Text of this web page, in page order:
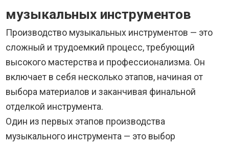
музыкальных инструментов
Производство музыкальных инструментов — это
сложный и трудоемкий процесс, требующий
высокого мастерства и профессионализма. Он
включает в себя несколько этапов, начиная от
выбора материалов и заканчивая финальной
отделкой инструмента.
Один из первых этапов производства
музыкального инструмента — это выбор